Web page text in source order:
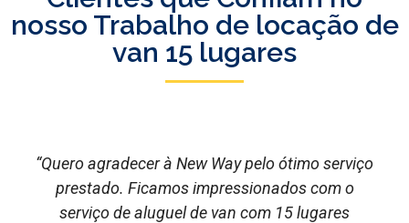
nosso Trabalho de locação de
van 15 lugares
“Quero agradecer à New Way pelo ótimo serviço
prestado. Ficamos impressionados com o
serviço de aluguel de van com 15 lugares